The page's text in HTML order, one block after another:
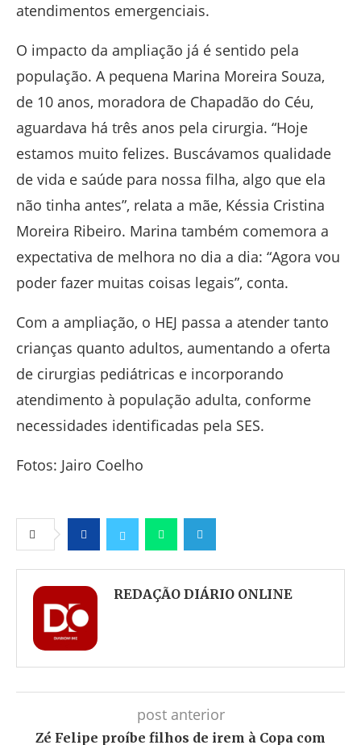
atendimentos emergenciais.
O impacto da ampliação já é sentido pela
população. A pequena Marina Moreira Souza,
de 10 anos, moradora de Chapadão do Céu,
aguardava há três anos pela cirurgia. “Hoje
estamos muito felizes. Buscávamos qualidade
de vida e saúde para nossa filha, algo que ela
não tinha antes”, relata a mãe, Késsia Cristina
Moreira Ribeiro. Marina também comemora a
expectativa de melhora no dia a dia: “Agora vou
poder fazer muitas coisas legais”, conta.
Com a ampliação, o HEJ passa a atender tanto
crianças quanto adultos, aumentando a oferta
de cirurgias pediátricas e incorporando
atendimento à população adulta, conforme
necessidades identificadas pela SES.
Fotos: Jairo Coelho
FacebookTwitter WhatsappTelegram
REDAÇÃO DIÁRIO ONLINE
post anterior
Zé Felipe proíbe filhos de irem à Copa com